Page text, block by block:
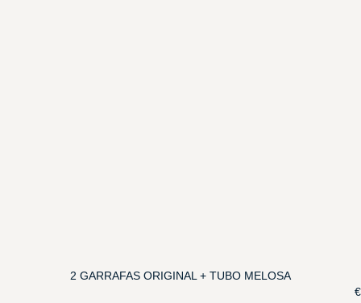
2 GARRAFAS ORIGINAL + TUBO MELOSA
€